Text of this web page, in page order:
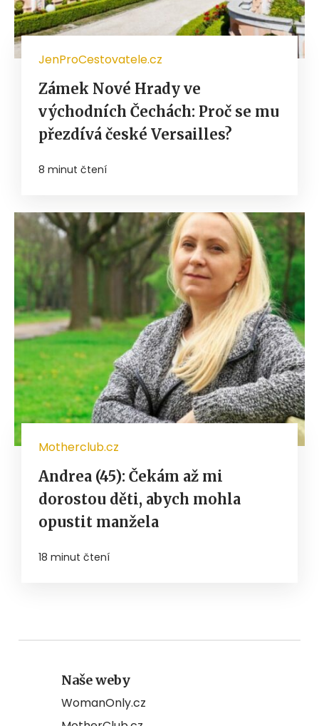
JenProCestovatele.cz
Zámek Nové Hrady ve
východních Čechách: Proč se mu
přezdívá české Versailles?
8 minut čtení
Motherclub.cz
Andrea (45): Čekám až mi
dorostou děti, abych mohla
opustit manžela
18 minut čtení
Naše weby
WomanOnly.cz